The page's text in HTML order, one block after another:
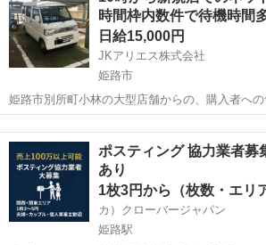
査、清掃業務など。 ...
時間枠内数件で待機時間多
日給15,000円
JKアリエス株式会社
姫路市
姫路市別所町小林の大型店舗からの、購入者へ
なります。 新規立ち上げの為、待機時間や、休
思います。 朝10時に入って、10時〜12時。12時
時。16時〜18時。...ポスティング 協力業者募
あり
カ）クローバージャパン
姫路駅